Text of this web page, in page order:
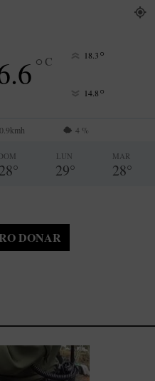
°C 18.3°
14.8°
0.9kmh 4 %
28°
LUN
29°
MAR
28°
DONAR